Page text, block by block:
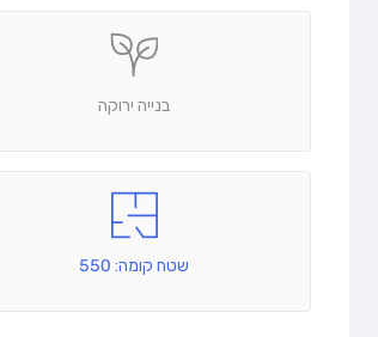
בנייה ירוקה
שטח קומה: 550